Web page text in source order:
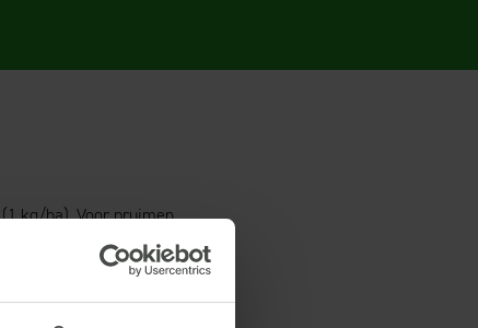
kg/ha). Voor pruimen
in